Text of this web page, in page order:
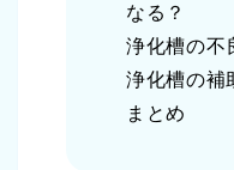
なる？
浄化槽の不
浄化槽の補
まとめ